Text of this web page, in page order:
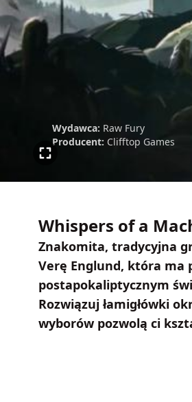
Wydawca: Raw Fury
Producent: Clifftop Games
Whispers of a
Znakomita, tradycyjna
Verę Englund, która ma
postapokaliptycznym
Rozwiązuj łamigłówki
wyborów pozwolą ci